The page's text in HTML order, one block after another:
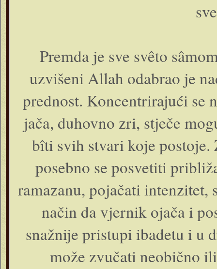
Premda je sve svêto
uzvišeni Allah odabrao je
prednost. Koncentrirajući se
jača, duhovno zri, stječe
bîti svih stvari koje
posebno se posvetiti
ramazanu, pojačati intenzitet,
način da vjernik ojača i
snažnije pristupi ibadetu i u
može zvučati neobično